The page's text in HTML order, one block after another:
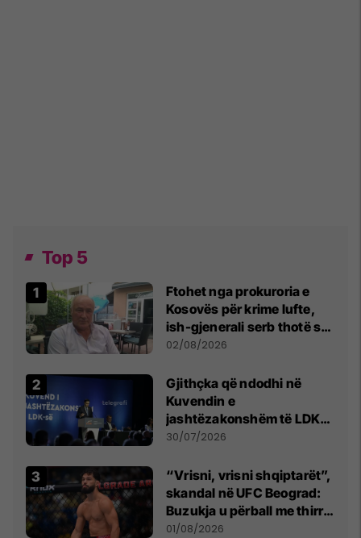
Top 5
Ftohet nga prokuroria e
Kosovës për krime lufte,
ish-gjenerali serb thotë se
dikush e tradhtoi në
02/08/2026
Gjithçka që ndodhi në
Kuvendin e
jashtëzakonshëm të LDK-
së
30/07/2026
“Vrisni, vrisni shqiptarët”,
skandal në UFC Beograd:
Buzukja u përball me thirrje
anti-shqiptare nga
01/08/2026